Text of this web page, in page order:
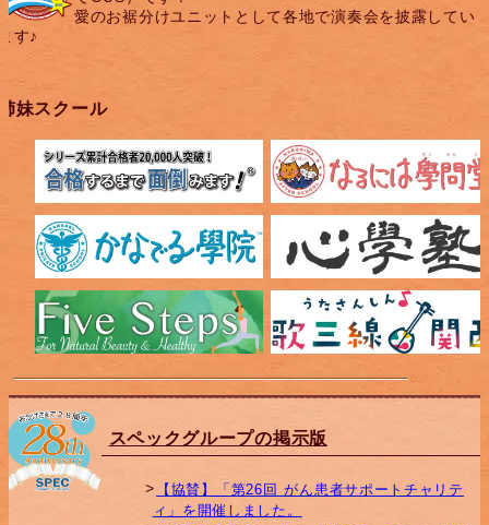
愛のお裾分けユニットとして各地で演奏会を披露してい
す♪
妹スクール
スペックグループの掲示版
【協賛】「第26回 がん患者サポートチャリテ
ィ」を開催しました。